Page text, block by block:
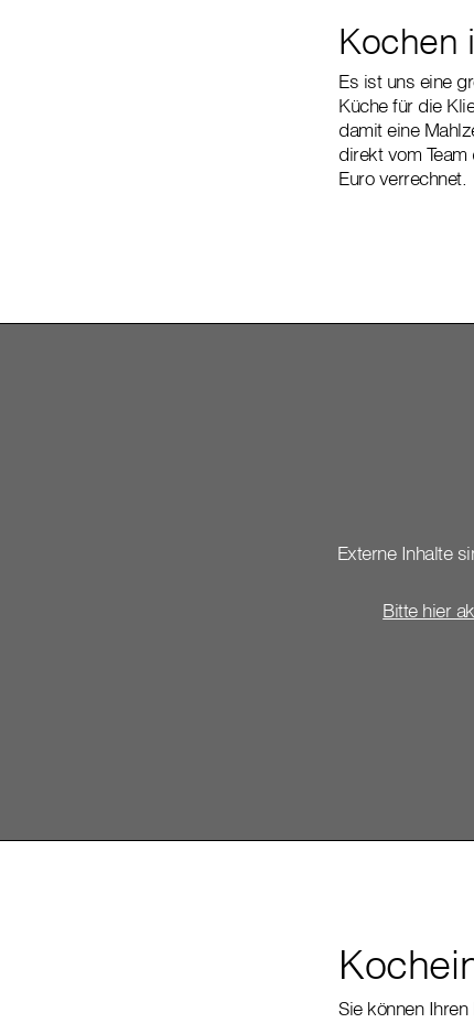
Kochen
Es ist uns eine
Küche für die
damit eine
direkt vom
Euro verrechnet.
Externe Inhalte
Bitte hier
Sie können